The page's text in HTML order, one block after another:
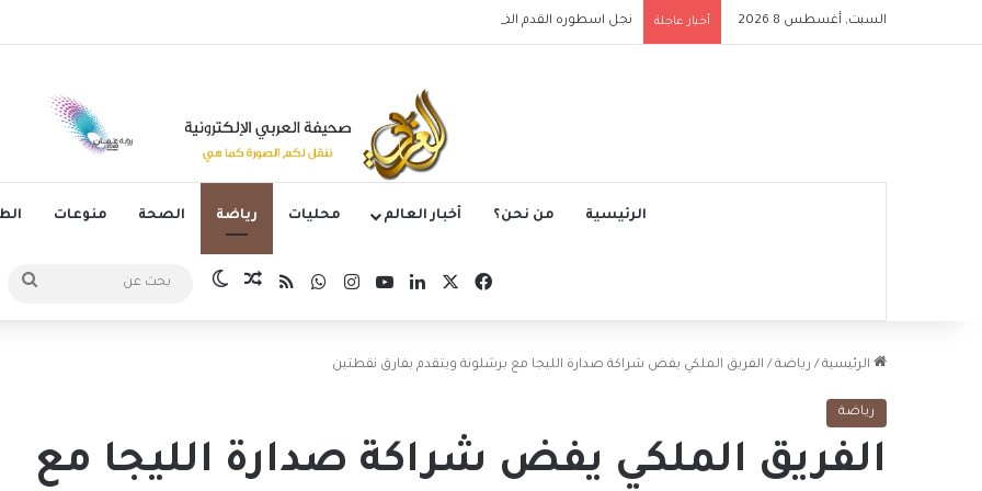
السبت, أغسطس 8 2026 أخبار عاجلة نجل اسطوره القدم الفرنسيه زيدان لوكا يتعاقد مع نادي ليغانيس
الرئيسية من نحن؟ أخبار العالم محليات رياضة الصحة منوعات
فيسبوكلينكدإن‫YouTubeانستقرام
واتسابملخص الموقع RSS
مقال عشوائي
الوضع المظلم
عن
الرئيسية / رياضة / الفريق الملكي يفض شراكة صدارة الليجا مع برشلونة ويتقدم بفارق نقطتين
رياضة
الفريق الملكي يفض شراكة صدارة الليجا مع